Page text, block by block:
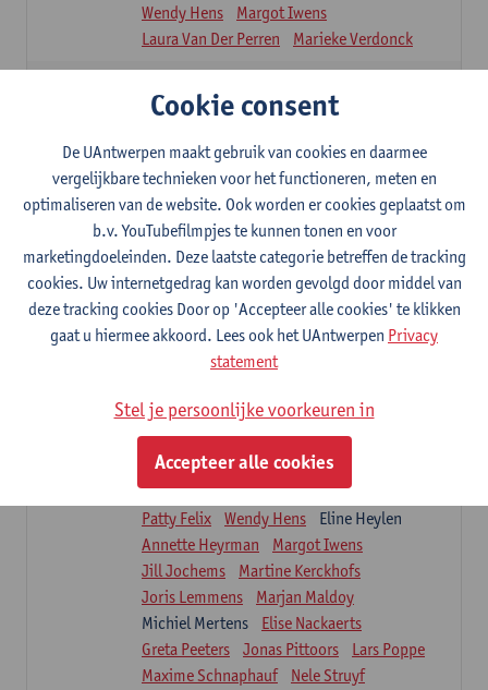
Wendy Hens
Margot Iwens
Laura Van Der Perren
Marieke Verdonck
1E SEM
Tessa De Vrieze
Margot Iwens
Jill Meirte
Sarah Moonen
Timia Van Soom
Hanne Verbelen
Klinische stages
1E/2E SEM
16studiepunten
Lesgever(s):
Ulrike Van Daele
Mieke Anthonissen
Annelies Bastiaensen
Suzanne Brugghemans
Lauren De Cock
Isaline Demeure
Lot Demuynck
Joke De Pauw
Samera El Bakkali
Renata Fanfa Loureiro Chaves
Stef Feijen
Patty Felix
Wendy Hens
Eline Heylen
Annette Heyrman
Margot Iwens
Jill Jochems
Martine Kerckhofs
Joris Lemmens
Marjan Maldoy
Michiel Mertens
Elise Nackaerts
Greta Peeters
Jonas Pittoors
Lars Poppe
Maxime Schnaphauf
Nele Struyf
Cookie consent
De UAntwerpen maakt gebruik van cookies en daarmee
vergelijkbare technieken voor het functioneren, meten en
optimaliseren van de website. Ook worden er cookies geplaatst om
b.v. YouTubefilmpjes te kunnen tonen en voor
marketingdoeleinden. Deze laatste categorie betreffen de tracking
cookies. Uw internetgedrag kan worden gevolgd door middel van
deze tracking cookies Door op 'Accepteer alle cookies' te klikken
gaat u hiermee akkoord. Lees ook het UAntwerpen Privacy
statement
Stel je persoonlijke voorkeuren in
Accepteer alle cookies